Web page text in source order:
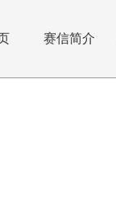
赛信简介